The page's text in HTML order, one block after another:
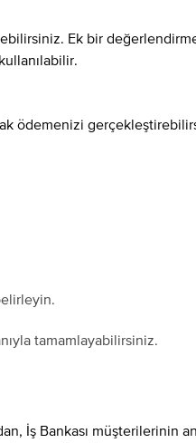
Ek bir
ödemenizi
tamamlayabilirsiniz.
İş Bankası müşterilerinin